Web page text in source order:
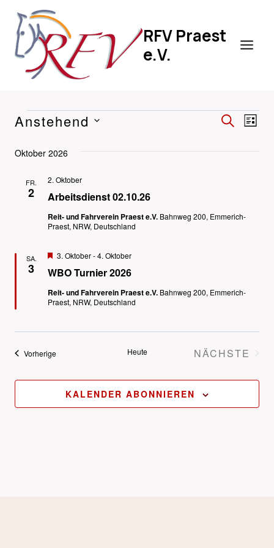
Inhalt
springen
RFV Praest
e.V.
VERANSTALTUNGEN
SUCHELISTE
Anstehend
wählen.
Oktober 2026
FR.
2 Arbeitsdienst 02.10.26
2. Oktober
Reit- und Fahrverein Praest e.V. Bahnweg 200, Emmerich-
Praest, NRW, Deutschland
SA.
3 WBO Turnier 2026
Hervorgehoben
3. Oktober-4. Oktober
Reit- und Fahrverein Praest e.V. Bahnweg 200, Emmerich-
Praest, NRW, Deutschland
VorherigeVeranstaltungen Heute
NÄCHSTE
KALENDER ABONNIEREN